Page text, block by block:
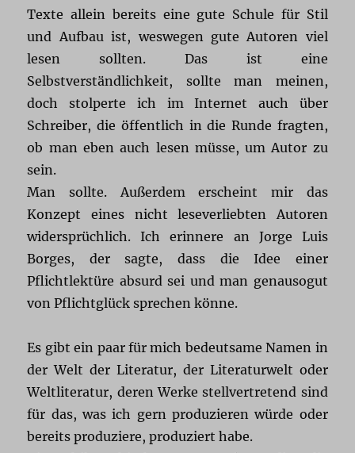
Texte allein bereits eine gute Schule für Stil
und Aufbau ist, weswegen gute Autoren viel
lesen sollten. Das ist eine
Selbstverständlichkeit, sollte man meinen,
doch stolperte ich im Internet auch über
Schreiber, die öffentlich in die Runde fragten,
ob man eben auch lesen müsse, um Autor zu
sein.
Man sollte. Außerdem erscheint mir das
Konzept eines nicht leseverliebten Autoren
widersprüchlich. Ich erinnere an Jorge Luis
Borges, der sagte, dass die Idee einer
Pflichtlektüre absurd sei und man genausogut
von Pflichtglück sprechen könne.
Es gibt ein paar für mich bedeutsame Namen in
der Welt der Literatur, der Literaturwelt oder
Weltliteratur, deren Werke stellvertretend sind
für das, was ich gern produzieren würde oder
bereits produziere, produziert habe.